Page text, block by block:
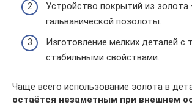
Устройство покрытий из золота
гальванической позолоты.
Изготовление мелких деталей с
стабильными свойствами.
Чаще всего использование золота в
остаётся незаметным при внешнем